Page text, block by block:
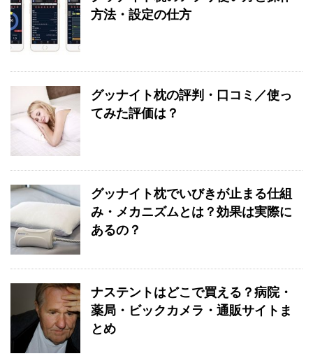
方法・設定の仕方
グッナイト枕の評判・口コミ／使っ
てみた評価は？
グッナイト枕でいびきが止まる仕組
み・メカニズムとは？効果は実際に
あるの？
ナステントはどこで買える？病院・
薬局・ビックカメラ・通販サイトま
とめ